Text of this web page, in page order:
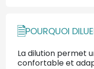
POURQUOI
La dilution permet
confortable et